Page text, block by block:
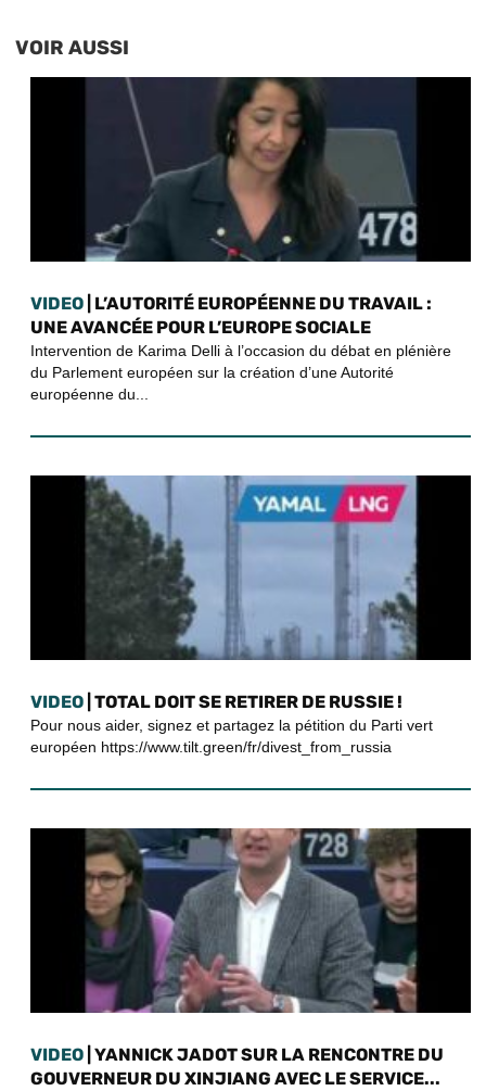
VOIR AUSSI
VIDEO | L’AUTORITÉ EUROPÉENNE DU TRAVAIL :
UNE AVANCÉE POUR L’EUROPE SOCIALE
Intervention de Karima Delli à l’occasion du débat en plénière
du Parlement européen sur la création d’une Autorité
européenne du...
VIDEO | TOTAL DOIT SE RETIRER DE RUSSIE !
Pour nous aider, signez et partagez la pétition du Parti vert
européen https://www.tilt.green/fr/divest_from_russia
VIDEO | YANNICK JADOT SUR LA RENCONTRE DU
GOUVERNEUR DU XINJIANG AVEC LE SERVICE...